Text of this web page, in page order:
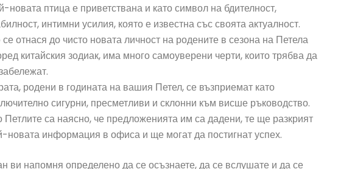
новата птица е приветствана и като символ на бдителност,
интимни усилия, която е известна със своята актуалност.
отнася до чисто новата личност на родените в сезона на Петела
китайския зодиак, има много самоуверени черти, които трябва да
родени в годината на вашия Петел, се възприемат като
сигурни, пресметливи и склонни към висше ръководство.
Петлите са наясно, че предложенията им са дадени, те ще разкрият
новата информация в офиса и ще могат да постигнат успех.
ви напомня определено да се осъзнаете, да се вслушате и да се